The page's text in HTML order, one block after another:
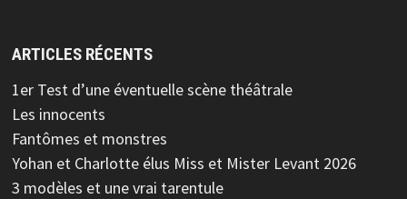
ARTICLES RÉCENTS
1er Test d’une éventuelle scène théâtrale
Les innocents
Fantômes et monstres
Yohan et Charlotte élus Miss et Mister Levant 2026
3 modèles et une vrai tarentule